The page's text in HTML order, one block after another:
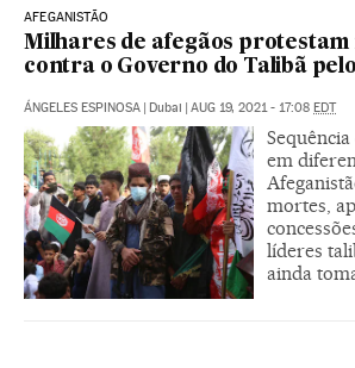
AFEGANISTÃO
Milhares de afegãos protestam
contra o Governo do Talibã
ÁNGELES ESPINOSA | Dubai | AUG 19, 2021 - 17:08 EDT
em
mortes,
líderes
ainda